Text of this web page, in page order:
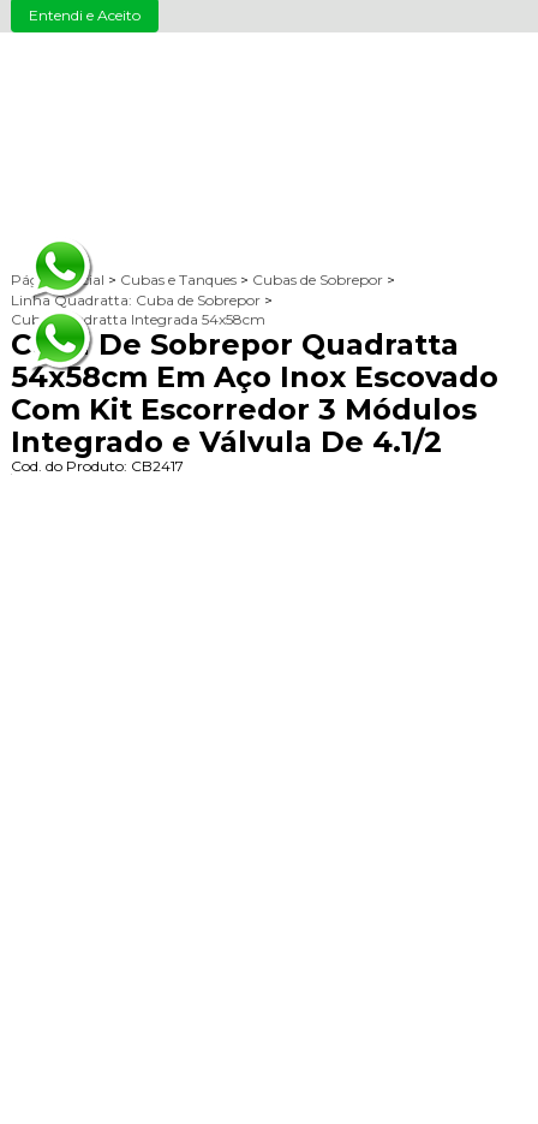
Entendi e Aceito
Página Inicial > Cubas e Tanques > Cubas de Sobrepor >
Linha Quadratta: Cuba de Sobrepor >
Cuba Quadratta Integrada 54x58cm
Cuba De Sobrepor Quadratta
54x58cm Em Aço Inox Escovado
Com Kit Escorredor 3 Módulos
Integrado e Válvula De 4.1/2
Cod. do Produto: CB2417